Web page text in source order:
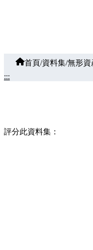
首頁/資料集/無形資
:::
評分此資料集：